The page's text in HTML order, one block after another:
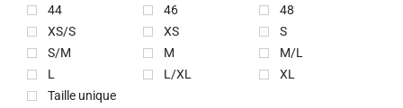
44
46
48
XS/S
XS
S/M
M
M/L
L
L/XL
XL
Taille unique